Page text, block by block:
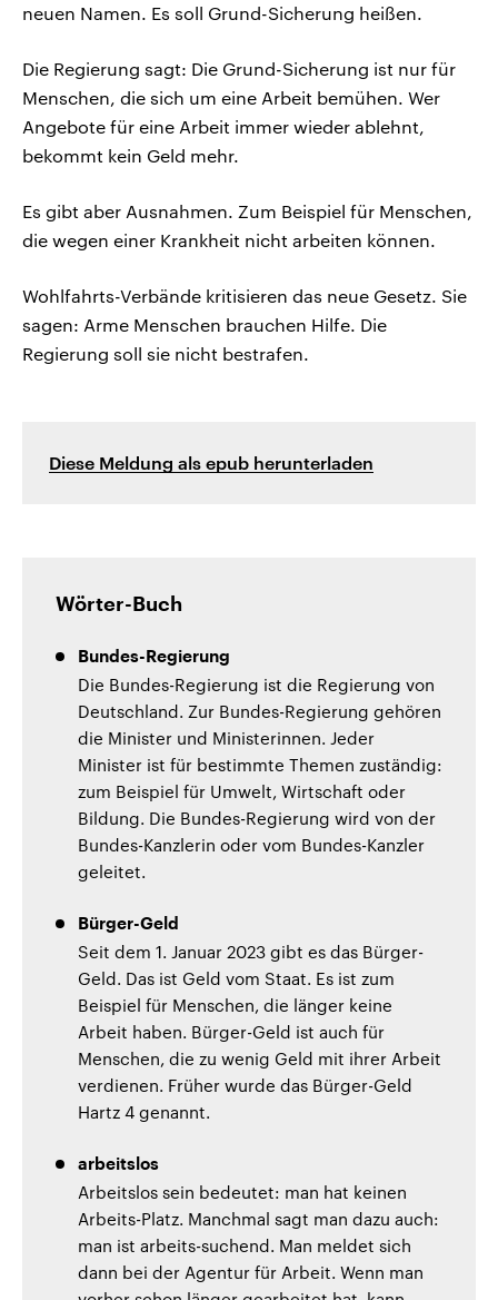
neuen Namen. Es soll Grund-Sicherung heißen.
Die Regierung sagt: Die Grund-Sicherung ist nur für
Menschen, die sich um eine Arbeit bemühen. Wer
Angebote für eine Arbeit immer wieder ablehnt,
bekommt kein Geld mehr.
Es gibt aber Ausnahmen. Zum Beispiel für Menschen,
die wegen einer Krankheit nicht arbeiten können.
Wohlfahrts-Verbände kritisieren das neue Gesetz. Sie
sagen: Arme Menschen brauchen Hilfe. Die
Regierung soll sie nicht bestrafen.
Diese Meldung als epub herunterladen
Wörter-Buch
Bundes-Regierung
Die Bundes-Regierung ist die Regierung von
Deutschland. Zur Bundes-Regierung gehören
die Minister und Ministerinnen. Jeder
Minister ist für bestimmte Themen zuständig:
zum Beispiel für Umwelt, Wirtschaft oder
Bildung. Die Bundes-Regierung wird von der
Bundes-Kanzlerin oder vom Bundes-Kanzler
geleitet.
Bürger-Geld
Seit dem 1. Januar 2023 gibt es das Bürger-
Geld. Das ist Geld vom Staat. Es ist zum
Beispiel für Menschen, die länger keine
Arbeit haben. Bürger-Geld ist auch für
Menschen, die zu wenig Geld mit ihrer Arbeit
verdienen. Früher wurde das Bürger-Geld
Hartz 4 genannt.
arbeitslos
Arbeitslos sein bedeutet: man hat keinen
Arbeits-Platz. Manchmal sagt man dazu auch:
man ist arbeits-suchend. Man meldet sich
dann bei der Agentur für Arbeit. Wenn man